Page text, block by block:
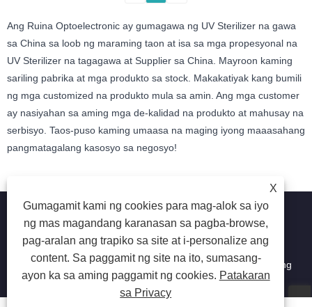
Ang Ruina Optoelectronic ay gumagawa ng UV Sterilizer na gawa
sa China sa loob ng maraming taon at isa sa mga propesyonal na
UV Sterilizer na tagagawa at Supplier sa China. Mayroon kaming
sariling pabrika at mga produkto sa stock. Makakatiyak kang bumili
ng mga customized na produkto mula sa amin. Ang mga customer
ay nasiyahan sa aming mga de-kalidad na produkto at mahusay na
serbisyo. Taos-puso kaming umaasa na maging iyong maaasahang
pangmatagalang kasosyo sa negosyo!
X
Gumagamit kami ng cookies para mag-alok sa iyo
ng mas magandang karanasan sa pagba-browse,
pag-aralan ang trapiko sa site at i-personalize ang
content. Sa paggamit ng site na ito, sumasang-
ayon ka sa aming paggamit ng cookies. Patakaran
sa Privacy
Copyright © 2025 Shenzhen Ruina Optoelectronic Co, Ltd -
Lamp Lamp, Nail Drill, Kolektor ng Alikabok ng Kuko - Lahat ng
Karapatan ay Nakareserba.